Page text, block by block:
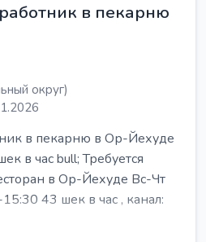
в пекарню
округ)
в пекарню в Ор-Йехуде
в час bull; Требуется
в Ор-Йехуде Вс-Чт
43 шек в час , канал: